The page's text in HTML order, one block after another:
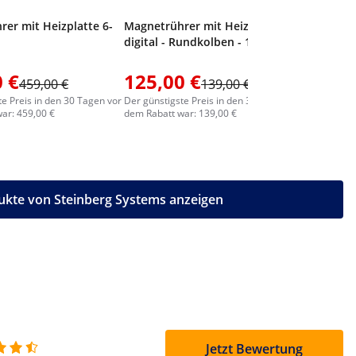
mit Heizplatte 6-
€459,00 €
Preis in den 30 Tagen vor
459,00 €
Magnetrührer mit Heizmantel -
digital - Rundkolben - 1000 ml
125,00 €139,00 €
Der günstigste Preis in den 30 Tagen vor
dem Rabatt war: 139,00 €
von Steinberg Systems anzeigen
Jetzt Bewertung